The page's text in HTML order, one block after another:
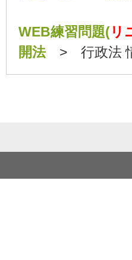
WEB練習問題(リ
開法> 行政法 情